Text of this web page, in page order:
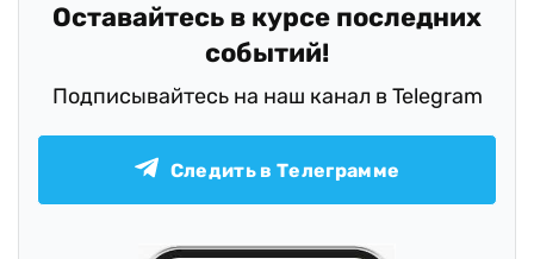
Оставайтесь в курсе последних
событий!
Подписывайтесь на наш канал в Telegram
Следить в Телеграмме